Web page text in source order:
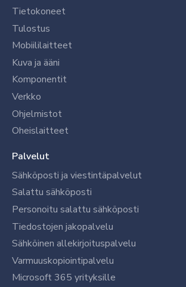
Tietokoneet
Tulostus
Mobiililaitteet
Kuva ja ääni
Komponentit
Verkko
Ohjelmistot
Oheislaitteet
Palvelut
Sähköposti ja viestintäpalvelut
Salattu sähköposti
Personoitu salattu sähköposti
Tiedostojen jakopalvelu
Sähköinen allekirjoituspalvelu
Varmuuskopiointipalvelu
Microsoft 365 yrityksille